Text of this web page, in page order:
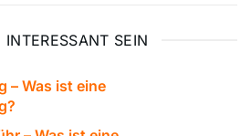
SEIN
– Was ist eine